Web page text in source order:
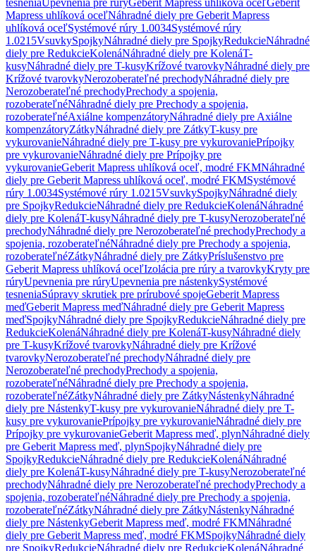
tesneniaUpevnenia pre rúryGeberit Mapress uhlíková oceľGeberit
Mapress uhlíková oceľNáhradné diely pre Geberit Mapress
uhlíková oceľSystémové rúry 1.0034Systémové rúry
1.0215VsuvkySpojkyNáhradné diely pre SpojkyRedukcieNáhradné
diely pre RedukcieKolenáNáhradné diely pre KolenáT-
kusyNáhradné diely pre T-kusyKrížové tvarovkyNáhradné diely pre
Krížové tvarovkyNerozoberateľné prechodyNáhradné diely pre
Nerozoberateľné prechodyPrechody a spojenia,
rozoberateľnéNáhradné diely pre Prechody a spojenia,
rozoberateľnéAxiálne kompenzátoryNáhradné diely pre Axiálne
kompenzátoryZátkyNáhradné diely pre ZátkyT-kusy pre
vykurovanieNáhradné diely pre T-kusy pre vykurovaniePrípojky
pre vykurovanieNáhradné diely pre Prípojky pre
vykurovanieGeberit Mapress uhlíková oceľ, modré FKMNáhradné
diely pre Geberit Mapress uhlíková oceľ, modré FKMSystémové
rúry 1.0034Systémové rúry 1.0215VsuvkySpojkyNáhradné diely
pre SpojkyRedukcieNáhradné diely pre RedukcieKolenáNáhradné
diely pre KolenáT-kusyNáhradné diely pre T-kusyNerozoberateľné
prechodyNáhradné diely pre Nerozoberateľné prechodyPrechody a
spojenia, rozoberateľnéNáhradné diely pre Prechody a spojenia,
rozoberateľnéZátkyNáhradné diely pre ZátkyPríslušenstvo pre
Geberit Mapress uhlíková oceľIzolácia pre rúry a tvarovkyKryty pre
rúryUpevnenia pre rúryUpevnenia pre nástenkySystémové
tesneniaSúpravy skrutiek pre prírubové spojeGeberit Mapress
meďGeberit Mapress meďNáhradné diely pre Geberit Mapress
meďSpojkyNáhradné diely pre SpojkyRedukcieNáhradné diely pre
RedukcieKolenáNáhradné diely pre KolenáT-kusyNáhradné diely
pre T-kusyKrížové tvarovkyNáhradné diely pre Krížové
tvarovkyNerozoberateľné prechodyNáhradné diely pre
Nerozoberateľné prechodyPrechody a spojenia,
rozoberateľnéNáhradné diely pre Prechody a spojenia,
rozoberateľnéZátkyNáhradné diely pre ZátkyNástenkyNáhradné
diely pre NástenkyT-kusy pre vykurovanieNáhradné diely pre T-
kusy pre vykurovaniePrípojky pre vykurovanieNáhradné diely pre
Prípojky pre vykurovanieGeberit Mapress meď, plynNáhradné diely
pre Geberit Mapress meď, plynSpojkyNáhradné diely pre
SpojkyRedukcieNáhradné diely pre RedukcieKolenáNáhradné
diely pre KolenáT-kusyNáhradné diely pre T-kusyNerozoberateľné
prechodyNáhradné diely pre Nerozoberateľné prechodyPrechody a
spojenia, rozoberateľnéNáhradné diely pre Prechody a spojenia,
rozoberateľnéZátkyNáhradné diely pre ZátkyNástenkyNáhradné
diely pre NástenkyGeberit Mapress meď, modré FKMNáhradné
diely pre Geberit Mapress meď, modré FKMSpojkyNáhradné diely
pre SpojkyRedukcieNáhradné diely pre RedukcieKolenáNáhradné